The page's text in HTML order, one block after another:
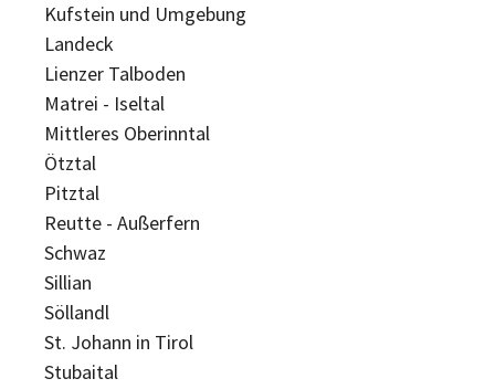
Kufstein und Umgebung
Landeck
Lienzer Talboden
Matrei - Iseltal
Mittleres Oberinntal
Ötztal
Pitztal
Reutte - Außerfern
Schwaz
Sillian
Söllandl
St. Johann in Tirol
Stubaital